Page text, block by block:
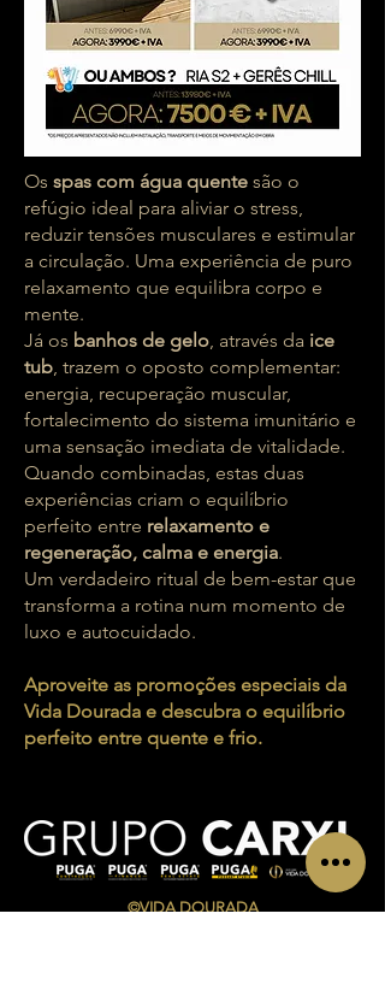
Os spas com água quente são o
refúgio ideal para aliviar o stress,
reduzir tensões musculares e estimular
a circulação. Uma experiência de puro
relaxamento que equilibra corpo e
mente.
Já os banhos de gelo, através da ice
tub, trazem o oposto complementar:
energia, recuperação muscular,
fortalecimento do sistema imunitário e
uma sensação imediata de vitalidade.
Quando combinadas, estas duas
experiências criam o equilíbrio
perfeito entre relaxamento e
regeneração, calma e energia.
Um verdadeiro ritual de bem-estar que
transforma a rotina num momento de
luxo e autocuidado.
Aproveite as promoções especiais da
Vida Dourada e descubra o equilíbrio
perfeito entre quente e frio.
©VIDA DOURADA